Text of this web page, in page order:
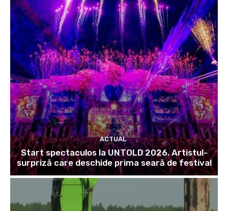
ACTUAL
Start spectaculos la UNTOLD 2026. Artistul-
surpriză care deschide prima seară de festival